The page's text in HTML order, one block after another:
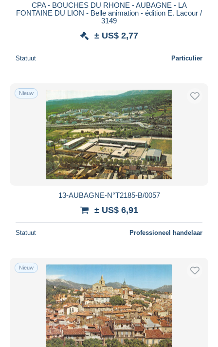
CPA - BOUCHES DU RHONE - AUBAGNE - LA
FONTAINE DU LION - Belle animation - édition E. Lacour /
3149
± US$ 2,77
Statuut Particulier
Nieuw
13-AUBAGNE-N°T2185-B/0057
± US$ 6,91
Statuut Professioneel handelaar
Nieuw